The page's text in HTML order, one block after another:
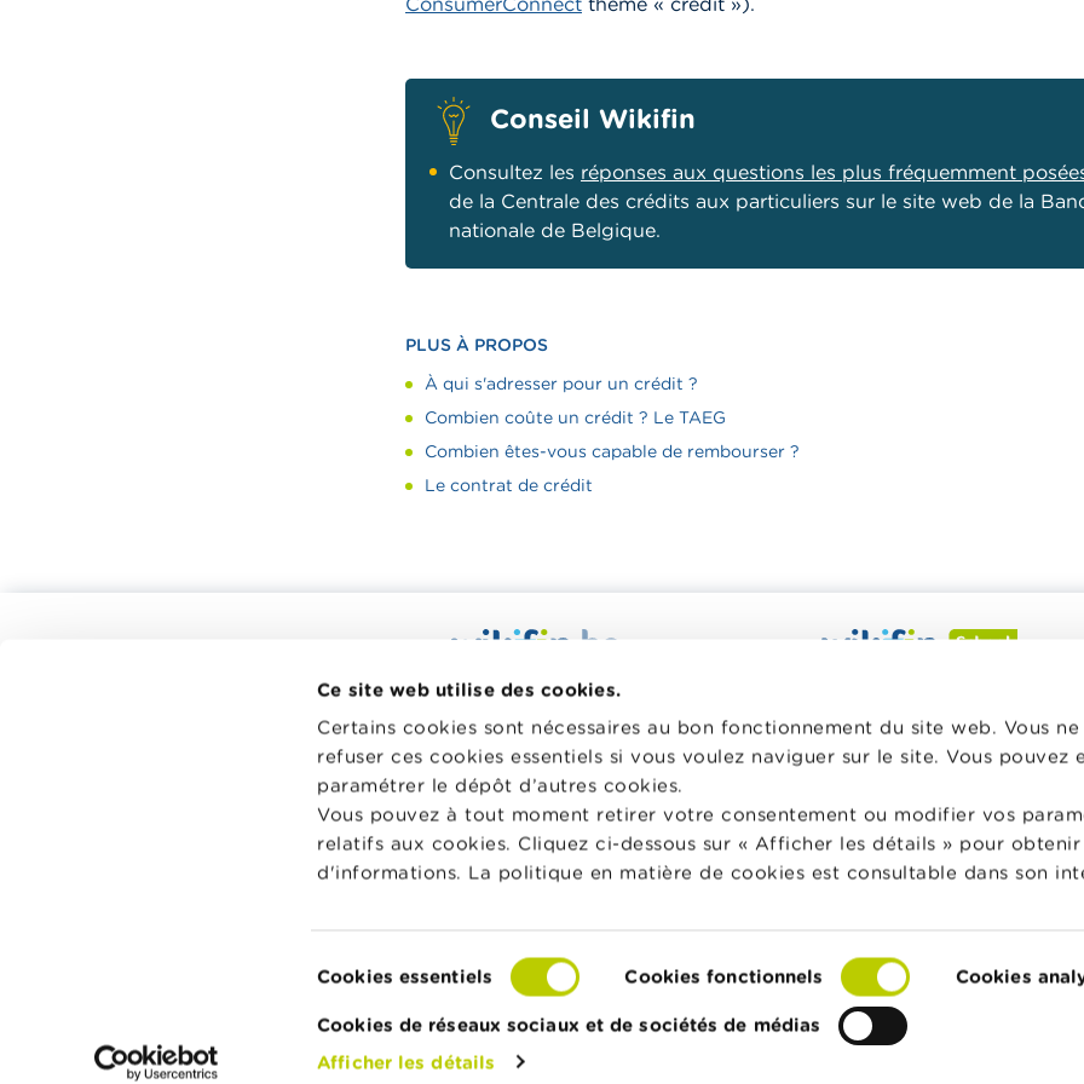
Ce site web utilise des cookies.
Certains cookies sont nécessaires au bon fonctionnement du site web. Vous
refuser ces cookies essentiels si vous voulez naviguer sur le site. Vous pouvez
paramétrer le dépôt d’autres cookies.
Vous pouvez à tout moment retirer votre consentement ou modifier vos
relatifs aux cookies. Cliquez ci-dessous sur « Afficher les détails » pour
d'informations. La politique en matière de cookies est consultable dans son
du
consentement
Cookies essentiels Cookies fonctionnels Cookies
Cookies de réseaux sociaux et de sociétés de médias
Afficher les détails
Conseil Wikifin
Consultez les réponses aux questions les plus fréquemment
de la Centrale des crédits aux particuliers sur le site web de la
nationale de Belgique.
PLUS À PROPOS
À qui s'adresser pour un crédit ?
Combien coûte un crédit ? Le TAEG
Combien êtes-vous capable de rembourser ?
Le contrat de crédit
Pension et préparation de la retraite
Wikifin.be veut vous aider dans vos
à votre disposition une information
indépendante, fiable et pratique. Il est
sans aucun lien avec les acteurs
financiers privés.
En savoir plus sur Wikifin
pédagogique varié et des
les aider à faire de l’éducation
classe.
Vers Wikifin School
© FSMA